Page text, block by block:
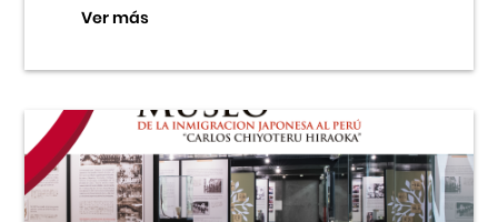
Ver más